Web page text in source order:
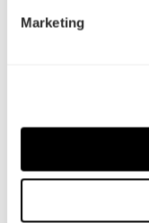
Marketing
新型のTorrent
ト、オープン形
効果を発揮しな
カスタムの180 x